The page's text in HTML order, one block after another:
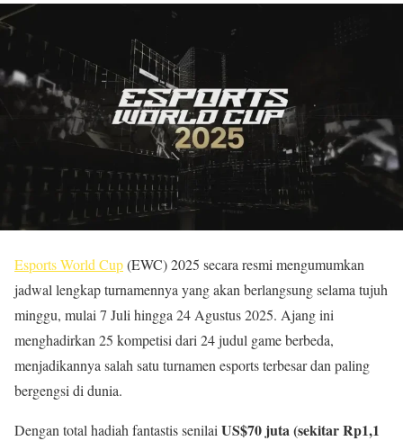
Esports World Cup(EWC) 2025 secara resmi mengumumkan
jadwal lengkap turnamennya yang akan berlangsung selama tujuh
minggu, mulai 7 Juli hingga 24 Agustus 2025. Ajang ini
menghadirkan 25 kompetisi dari 24 judul game berbeda,
menjadikannya salah satu turnamen esports terbesar dan paling
bergengsi di dunia.
Dengan total hadiah fantastis senilai US$70 juta (sekitar Rp1,1